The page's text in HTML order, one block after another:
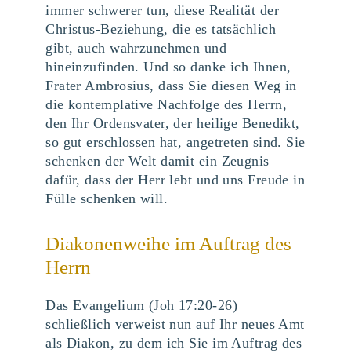
immer schwerer tun, diese Realität der
Christus-Beziehung, die es tatsächlich
gibt, auch wahrzunehmen und
hineinzufinden. Und so danke ich Ihnen,
Frater Ambrosius, dass Sie diesen Weg in
die kontemplative Nachfolge des Herrn,
den Ihr Ordensvater, der heilige Benedikt,
so gut erschlossen hat, angetreten sind. Sie
schenken der Welt damit ein Zeugnis
dafür, dass der Herr lebt und uns Freude in
Fülle schenken will.
Diakonenweihe im Auftrag des
Herrn
Das Evangelium (Joh 17:20-26)
schließlich verweist nun auf Ihr neues Amt
als Diakon, zu dem ich Sie im Auftrag des